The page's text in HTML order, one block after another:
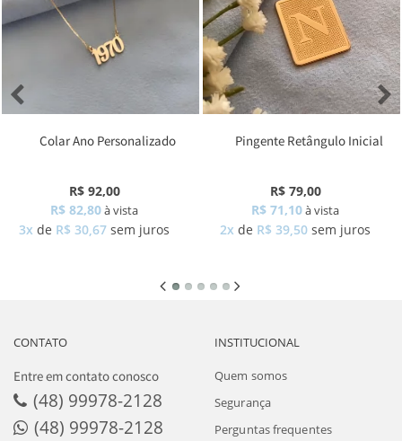
Colar Ano Personalizado
R$ 92,00
R$ 82,80à vista
3x de R$ 30,67 sem juros
Pingente Retângulo Inicial
R$ 79,00
R$ 71,10à vista
2x de R$ 39,50 sem juros
CONTATO
Entre em contato conosco
(48) 99978-2128
(48) 99978-2128
INSTITUCIONAL
Quem somos
Segurança
Perguntas frequentes